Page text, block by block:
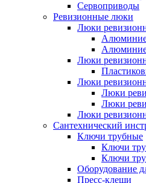
Сервоприводы
Ревизионные люки
Люки
Люки
Люки
Люки
Люки
Люки
Сантехнический
Ключи трубные
Ключи
Ключи
Оборудование
Пресс-клещи